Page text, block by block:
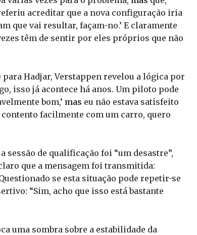
acreditar que a nova configuração iria
que vai resultar, façam-no.’ E claramente
têm de sentir por eles próprios que não
Hadjar, Verstappen revelou a lógica por
isso já acontece há anos. Um piloto pode
bom,’ mas eu não estava satisfeito
facilmente com um carro, quero
sessão de qualificação foi “um desastre”,
que a mensagem foi transmitida:
se esta situação pode repetir-se
“Sim, acho que isso está bastante
uma sombra sobre a estabilidade da